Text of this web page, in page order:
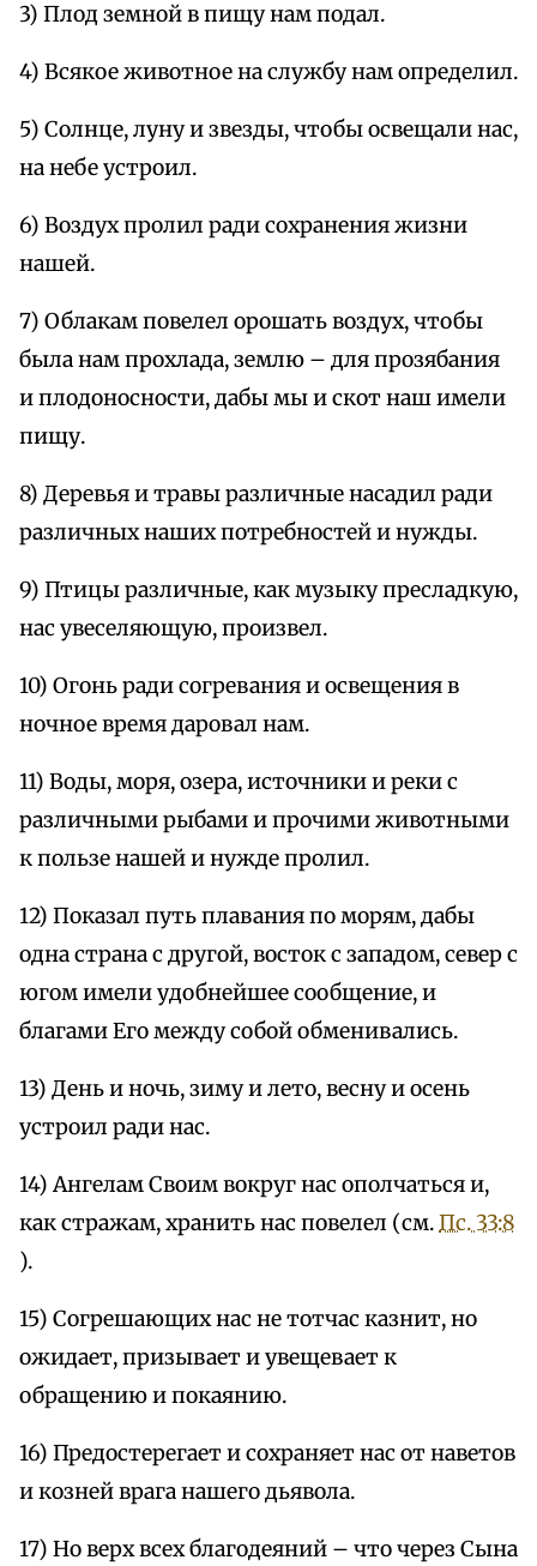
3) Плод земной в пищу нам подал.
4) Всякое животное на службу нам определил.
5) Солнце, луну и звезды, чтобы освещали нас,
на небе устроил.
6) Воздух пролил ради сохранения жизни
нашей.
7) Облакам повелел орошать воздух, чтобы
была нам прохлада, землю – для прозябания
и плодоносности, дабы мы и скот наш имели
пищу.
8) Деревья и травы различные насадил ради
различных наших потребностей и нужды.
9) Птицы различные, как музыку пресладкую,
нас увеселяющую, произвел.
10) Огонь ради согревания и освещения в
ночное время даровал нам.
11) Воды, моря, озера, источники и реки с
различными рыбами и прочими животными
к пользе нашей и нужде пролил.
12) Показал путь плавания по морям, дабы
одна страна с другой, восток с западом, север с
югом имели удобнейшее сообщение, и
благами Его между собой обменивались.
13) День и ночь, зиму и лето, весну и осень
устроил ради нас.
14) Ангелам Своим вокруг нас ополчаться и,
как стражам, хранить нас повелел (см.Пс. 33:8
).
15) Согрешающих нас не тотчас казнит, но
ожидает, призывает и увещевает к
обращению и покаянию.
16) Предостерегает и сохраняет нас от наветов
и козней врага нашего дьявола.
17) Но верх всех благодеяний – что через Сына